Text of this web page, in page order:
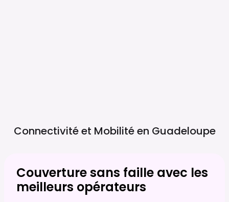
Connectivité et Mobilité en Guadeloupe
Couverture sans faille avec les
meilleurs opérateurs